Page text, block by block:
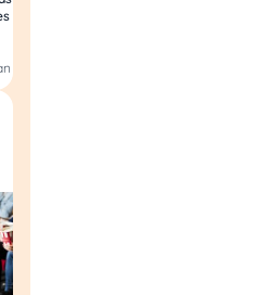
Malam Ini, Gratis!
yang lalu